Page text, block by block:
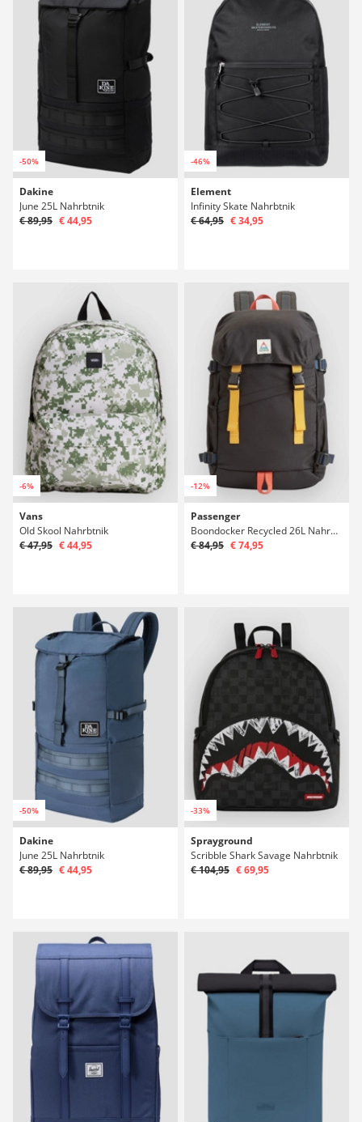
-50%
Dakine
June 25L Nahrbtnik
€ 89,95 € 44,95
-46%
Element
Infinity Skate Nahrbtnik
€ 64,95 € 34,95
-6%
Vans
Old Skool Nahrbtnik
€ 47,95 € 44,95
-12%
Passenger
Boondocker Recycled 26L Nahrbtnik
€ 84,95 € 74,95
-50%
Dakine
June 25L Nahrbtnik
€ 89,95 € 44,95
-33%
Sprayground
Scribble Shark Savage Nahrbtnik
€ 104,95 € 69,95